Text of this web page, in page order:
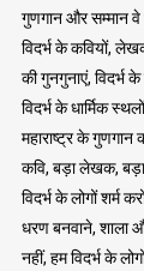
गुणगान और सम्मान वे
विदर्भ के कवियों,
की गुनगुनाएं, विदर्भ
विदर्भ के धार्मिक
महाराष्ट्र के
कवि, बड़ा लेखक, बड़ा
विदर्भ के लोगों शर्म
धरण बनवाने, शाला
नहीं, हम विदर्भ के